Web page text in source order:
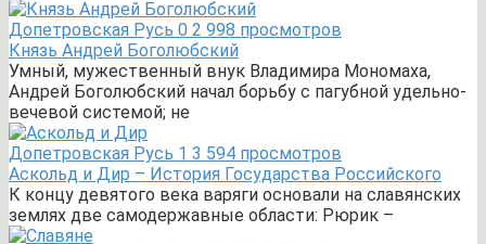
Допетровская Русь 0 2 998 просмотров
Князь Андрей Боголюбский
Умный, мужественный внук Владимира Мономаха,
Андрей Боголюбский начал борьбу с пагубной удельно-
вечевой системой; не
Допетровская Русь 1 3 594 просмотров
Аскольд и Дир – История Государства Российского
К концу девятого века варяги основали на славянских
землях две самодержавные области: Рюрик –